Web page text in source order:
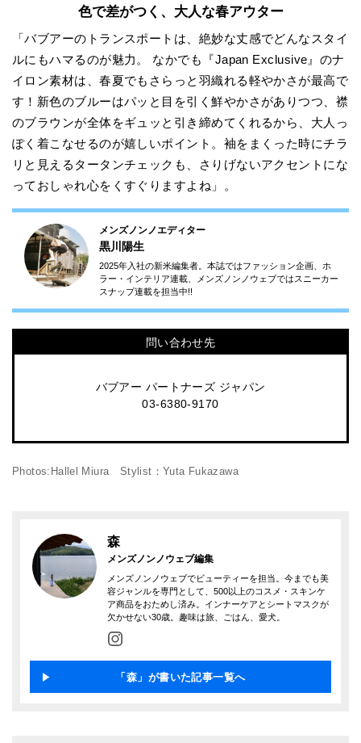
色で差がつく、大人な春アウター
「バブアーのトランスポートは、絶妙な丈感でどんなスタイ
ルにもハマるのが魅力。 なかでも『Japan Exclusive』のナ
イロン素材は、春夏でもさらっと羽織れる軽やかさが最高で
す！新色のブルーはパッと目を引く鮮やかさがありつつ、襟
のブラウンが全体をギュッと引き締めてくれるから、大人っ
ぽく着こなせるのが嬉しいポイント。袖をまくった時にチラ
リと見えるタータンチェックも、さりげないアクセントにな
っておしゃれ心をくすぐりますよね」。
メンズノンノエディター
黒川陽生
2025年入社の新米編集者。本誌ではファッション企画、ホ
ラー・インテリア連載、メンズノンノウェブではスニーカー
スナップ連載を担当中!!
問い合わせ先
バブアー パートナーズ ジャパン
03-6380-9170
Photos:Hallel Miura Stylist：Yuta Fukazawa
森
メンズノンノウェブ編集
メンズノンノウェブでビューティーを担当。今までも美
容ジャンルを専門として、500以上のコスメ・スキンケ
ア商品をおためし済み。インナーケアとシートマスクが
欠かせない30歳。趣味は旅、ごはん、愛犬。
「森」が書いた記事一覧へ